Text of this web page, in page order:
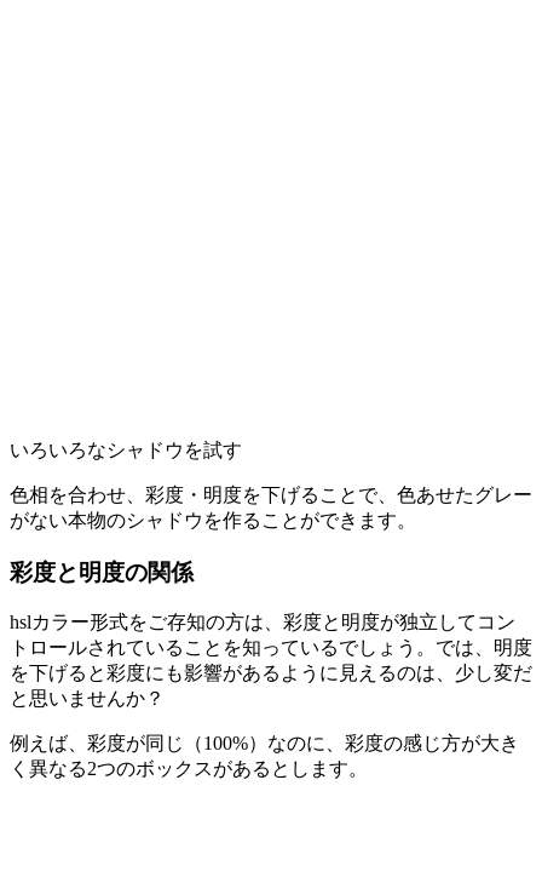
いろいろなシャドウを試す
色相を合わせ、彩度・明度を下げることで、色あせたグレー
がない本物のシャドウを作ることができます。
彩度と明度の関係
hslカラー形式をご存知の方は、彩度と明度が独立してコン
トロールされていることを知っているでしょう。では、明度
を下げると彩度にも影響があるように見えるのは、少し変だ
と思いませんか？
例えば、彩度が同じ（100%）なのに、彩度の感じ方が大き
く異なる2つのボックスがあるとします。